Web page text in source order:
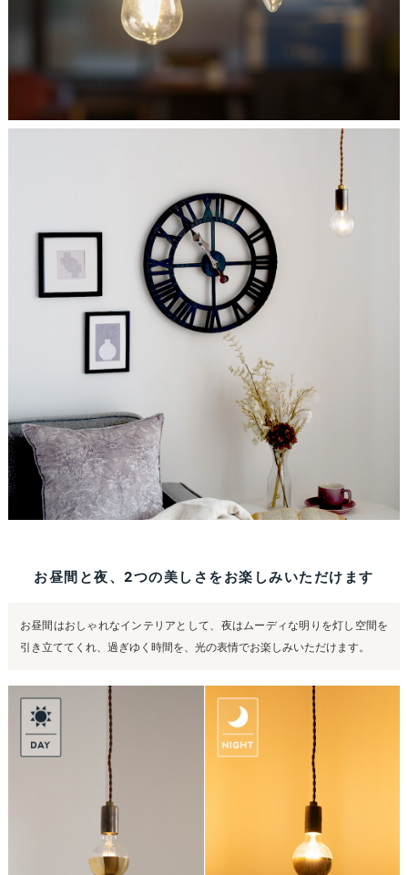
お昼間と夜、2つの美しさをお楽しみいただけます
お昼間はおしゃれなインテリアとして、夜はムーディな明りを灯し空間を
引き立ててくれ、過ぎゆく時間を、光の表情でお楽しみいただけます。